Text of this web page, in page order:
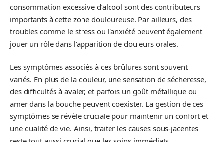
consommation excessive d’alcool sont des contributeurs
importants à cette zone douloureuse. Par ailleurs, des
troubles comme le stress ou l’anxiété peuvent également
jouer un rôle dans l’apparition de douleurs orales.
Les symptômes associés à ces brûlures sont souvent
variés. En plus de la douleur, une sensation de sécheresse,
des difficultés à avaler, et parfois un goût métallique ou
amer dans la bouche peuvent coexister. La gestion de ces
symptômes se révèle cruciale pour maintenir un confort et
une qualité de vie. Ainsi, traiter les causes sous-jacentes